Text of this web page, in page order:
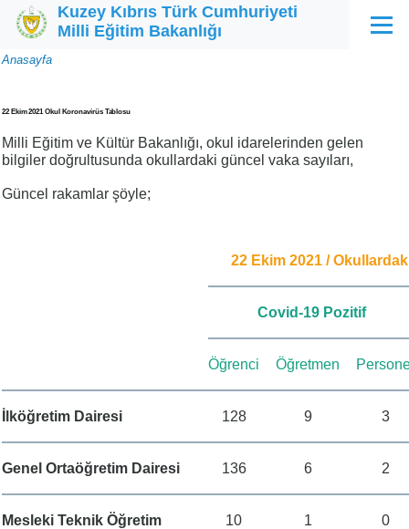
Ana içeriğe atla
Kuzey Kıbrıs Türk Cumhuriyeti
Milli Eğitim Bakanlığı
Menü
Sayfa
Anasayfa
22 Ekim 2021 Okul Koronavirüs Tablosu
Milli Eğitim ve Kültür Bakanlığı, okul idarelerinden gelen
bilgiler doğrultusunda okullardaki güncel vaka sayıları,
Güncel rakamlar şöyle;
22 Ekim 2021 /
Covid-19 Pozitif
Öğrenci Öğretmen
İlköğretim Dairesi 128 9 3
Genel Ortaöğretim Dairesi 136 6 2
Mesleki Teknik Öğretim
10 1 0